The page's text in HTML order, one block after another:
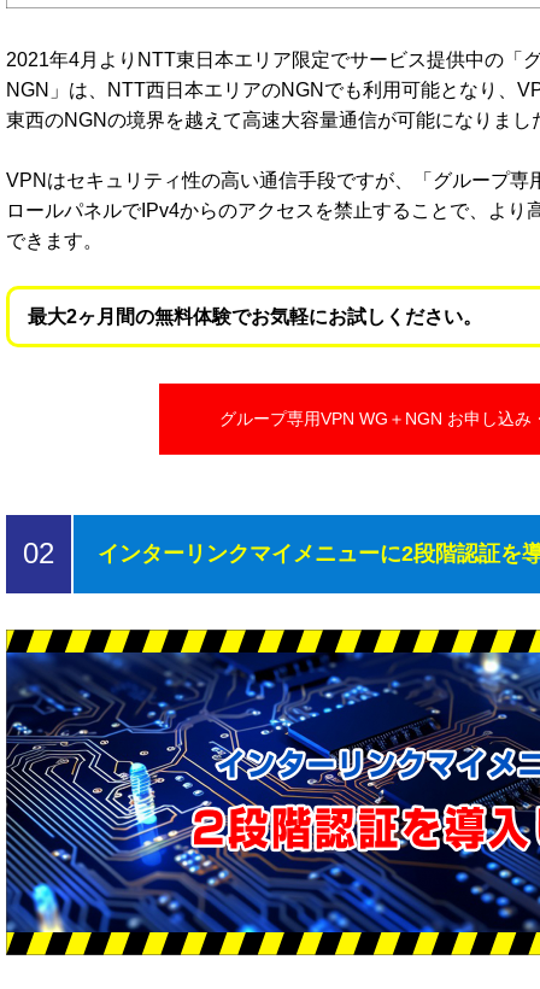
2021年4月よりNTT東日本エリア限定でサービス提供中の「
NGN」は、NTT西日本エリアのNGNでも利用可能となり、
東西のNGNの境界を越えて高速大容量通信が可能になりまし
VPNはセキュリティ性の高い通信手段ですが、「グループ専
ロールパネルでIPv4からのアクセスを禁止することで、より
できます。
最大2ヶ月間の無料体験でお気軽にお試しください。
グループ専用VPN WG＋NGN お申し込み
02 インターリンクマイメニューに2段階認証を